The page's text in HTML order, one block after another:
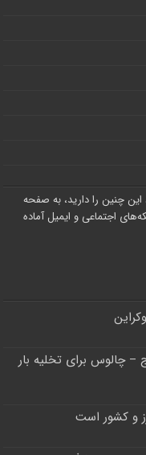
این چنین را دارید، به صفحه
اجتماعی و ایمیل آماده
چالوس برای تخلیه بار
و کشور است